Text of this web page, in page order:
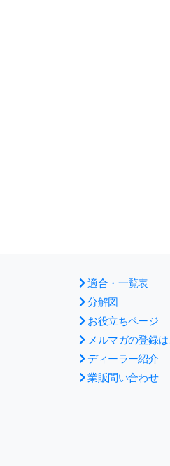
適合・一覧表
分解図
お役立ちページ
メルマガの登録
ディーラー紹介
業販問い合わせ